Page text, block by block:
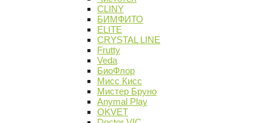
CLINY
БИМФИТО
ELITE
CRYSTAL LINE
Frutty
Veda
БиоФлор
Мисс Кисс
Мистер Бруно
Anymal Play
OKVET